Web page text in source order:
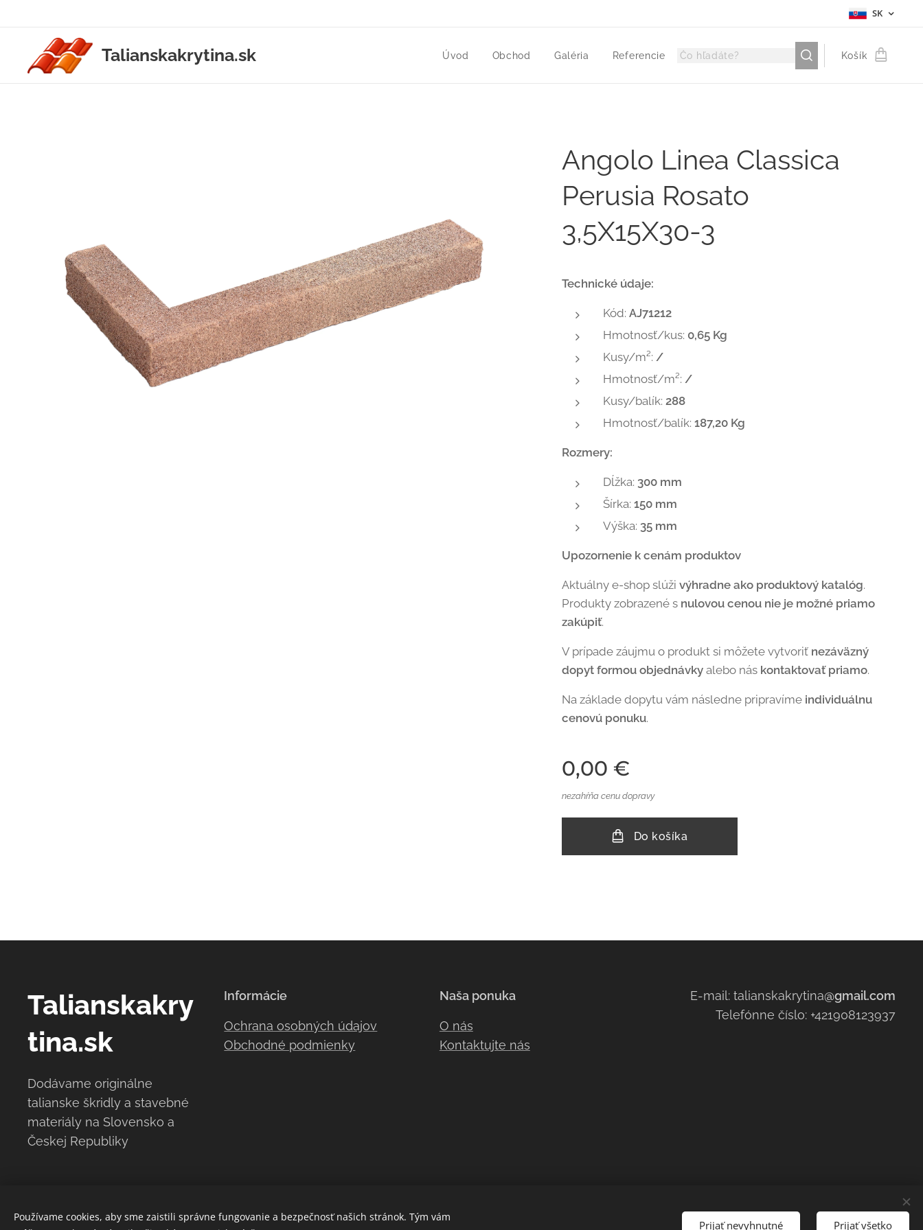
SK
Talianskakrytina.sk Úvod Obchod Galéria Referencie Košík
Angolo Linea Classica
Perusia Rosato
3,5X15X30-3
Technické údaje:
Kód:AJ71212
Hmotnosť/kus: 0,65 Kg
Kusy/m²:/
Hmotnosť/m²:/
Kusy/balík:288
Hmotnosť/balík:187,20 Kg
Rozmery:
Dĺžka: 300 mm
Šírka:150 mm
Výška: 35 mm
Upozornenie k cenám produktov
Aktuálny e-shop slúživýhradne ako produktový katalóg.
Produkty zobrazené s nulovou cenou nie je možné priamo
zakúpiť.
V prípade záujmu o produkt si môžete vytvoriť nezáväzný
dopyt formou objednávky alebo nás kontaktovať priamo.
Na základe dopytu vám následne pripravíme individuálnu
cenovú ponuku.
0,00 €
nezahŕňa cenu dopravy
Do košíka
Talianskakry
tina.sk
Dodávame originálne
talianske škridly a stavebné
materiály na Slovensko a
Českej Republiky
Informácie
Ochrana osobných údajov
Obchodné podmienky
Naša ponuka
O nás
Kontaktujte nás
E-mail: talianskakrytina@gmail.com
Telefónne číslo: +421908123937
Používame cookies, aby sme zaistili správne fungovanie a bezpečnosť našich stránok. Tým vám
Prijať nevyhnutné Prijať všetko